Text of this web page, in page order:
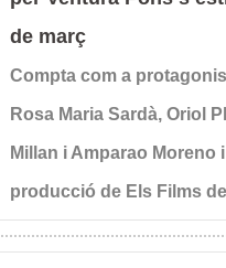
de març
Compta com a
Rosa Maria Sardà, Oriol
Millan i Amparao Moreno
producció de Els Films